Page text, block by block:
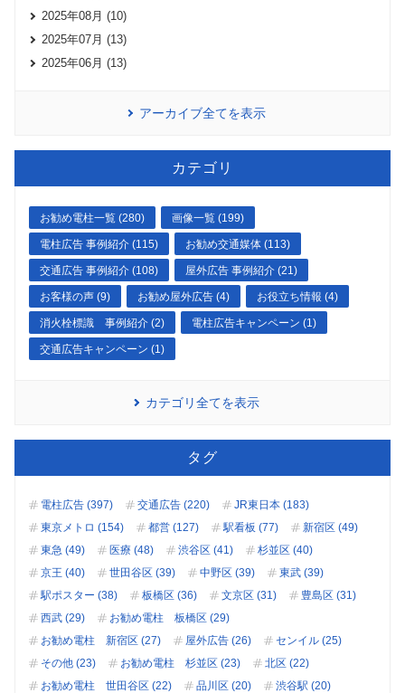
2025年08月 (10)
2025年07月 (13)
2025年06月 (13)
アーカイブ全てを表示
カテゴリ
お勧め電柱一覧 (280) 画像一覧 (199)
電柱広告 事例紹介 (115) お勧め交通媒体 (113)
交通広告 事例紹介 (108) 屋外広告 事例紹介 (21)
お客様の声 (9) お勧め屋外広告 (4) お役立ち情報 (4)
消火栓標識 事例紹介 (2) 電柱広告キャンペーン (1)
交通広告キャンペーン (1)
カテゴリ全てを表示
タグ
電柱広告 (397) 交通広告 (220)
JR東日本 (183)
東京メトロ (154)
都営 (127) 駅看板 (77)
新宿区 (49)
東急 (49)
医療 (48) 渋谷区 (41)
杉並区 (40)
京王 (40)
世田谷区 (39) 中野区 (39)
東武 (39)
駅ポスター (38)
板橋区 (36) 文京区 (31)
豊島区 (31)
西武 (29)
お勧め電柱 板橋区 (29)
お勧め電柱 新宿区 (27)
屋外広告 (26)
センイル (25)
その他 (23)
お勧め電柱 杉並区 (23)
北区 (22)
お勧め電柱 世田谷区 (22)
品川区 (20)
渋谷駅 (20)